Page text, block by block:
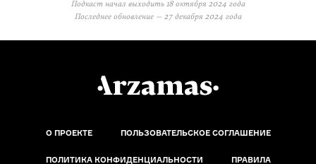
Подкаст начал выходить 18 октября 2024 года
Последнее обновление — 27 декабря 2024 года
О ПРОЕКТЕ ПОЛЬЗОВАТЕЛЬСКОЕ СОГЛАШЕНИЕ
ПОЛИТИКА КОНФИДЕНЦИАЛЬНОСТИ ПРАВИЛА